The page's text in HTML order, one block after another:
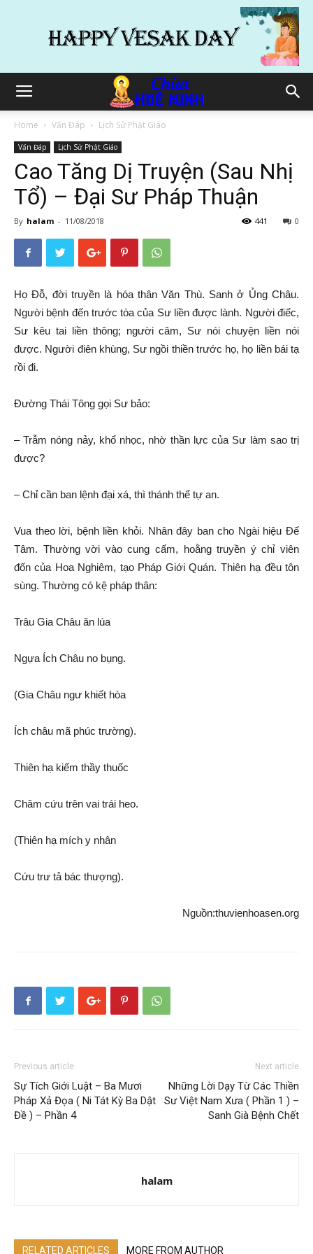
Home Vấn Đáp Lịch Sử Phật Giáo
Vấn Đáp Lịch Sử Phật Giáo
Cao Tăng Dị Truyện (Sau Nhị
Tổ) – Đại Sư Pháp Thuận
By halam - 11/08/2018 0
441
Họ Đỗ, đời truyền là hóa thân Văn Thù. Sanh ở Ủng Châu.
Người bệnh đến trước tòa của Sư liền được lành. Người điếc,
Sư kêu tai liền thông; người câm, Sư nói chuyện liền nói
được. Người điên khùng, Sư ngồi thiềntrước họ, họ liền bái tạ
rồi đi.
Đường Thái Tông gọi Sư bảo:
– Trẫm nóng nảy, khổ nhọc, nhờ thần lực của Sư làm sao trị
được?
– Chỉ cần ban lệnh đại xá, thì thánh thể tự an.
Vua theo lời, bệnh liền khỏi. Nhân đây ban cho Ngài hiệuĐế
Tâm. Thường vời vào cung cấm, hoằng truyền ý chỉ viên
đốn của Hoa Nghiêm, tạo Pháp Giới Quán. Thiên hạ đềutôn
sùng. Thường có kệ pháp thân:
Trâu Gia Châu ăn lúa
Ngựa Ích Châu no bụng.
(Gia Châu ngư khiết hòa
Ích châu mã phúc trường).
Thiên hạ kiếm thầy thuốc
Châm cứu trên vai trái heo.
(Thiên hạ mích y nhân
Cứu trư tả bác thượng).
Nguồn:thuvienhoasen.org
Previous article
Sự Tích Giới Luật – Ba Mươi
Pháp Xả Đọa ( Ni Tát Kỳ Ba Dật
Đề ) – Phần 4
Next article
Những Lời Dạy Từ Các Thiền
Sư Việt Nam Xưa ( Phần 1 ) –
Sanh Già Bệnh Chết
halam
RELATED ARTICLES MORE FROM AUTHOR